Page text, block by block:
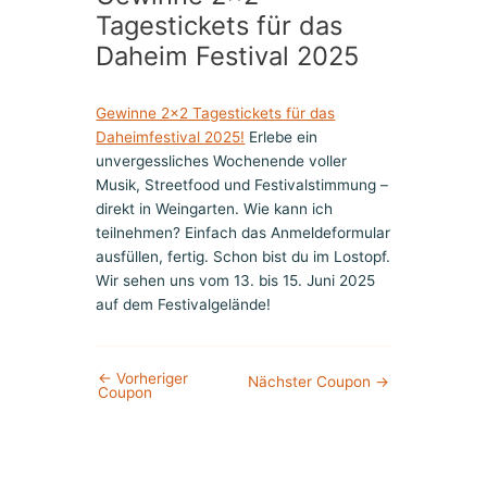
Tagestickets für das
Daheim Festival 2025
Gewinne 2×2 Tagestickets für das
Daheimfestival 2025! Erlebe ein
unvergessliches Wochenende voller
Musik, Streetfood und Festivalstimmung –
direkt in Weingarten. Wie kann ich
teilnehmen? Einfach das Anmeldeformular
ausfüllen, fertig. Schon bist du im Lostopf.
Wir sehen uns vom 13. bis 15. Juni 2025
auf dem Festivalgelände!
← Vorheriger
Coupon
Nächster Coupon →